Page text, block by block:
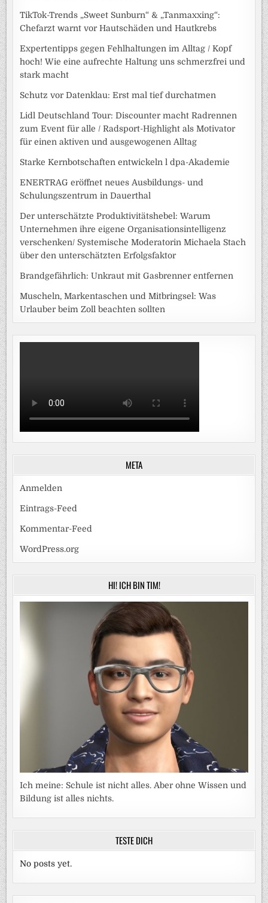
TikTok-Trends „Sweet Sunburn“ & „Tanmaxxing“:
Chefarzt warnt vor Hautschäden und Hautkrebs
Expertentipps gegen Fehlhaltungen im Alltag / Kopf
hoch! Wie eine aufrechte Haltung uns schmerzfrei und
stark macht
Schutz vor Datenklau: Erst mal tief durchatmen
Lidl Deutschland Tour: Discounter macht Radrennen
zum Event für alle / Radsport-Highlight als Motivator
für einen aktiven und ausgewogenen Alltag
Starke Kernbotschaften entwickeln l dpa-Akademie
ENERTRAG eröffnet neues Ausbildungs- und
Schulungszentrum in Dauerthal
Der unterschätzte Produktivitätshebel: Warum
Unternehmen ihre eigene Organisationsintelligenz
verschenken/ Systemische Moderatorin Michaela Stach
über den unterschätzten Erfolgsfaktor
Brandgefährlich: Unkraut mit Gasbrenner entfernen
Muscheln, Markentaschen und Mitbringsel: Was
Urlauber beim Zoll beachten sollten
META
Anmelden
Eintrags-Feed
Kommentar-Feed
WordPress.org
HI! ICH BIN TIM!
Ich meine: Schule ist nicht alles. Aber ohne Wissen und
Bildung ist alles nichts.
TESTE DICH
No posts yet.